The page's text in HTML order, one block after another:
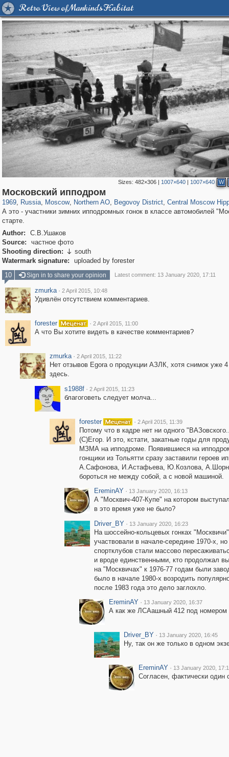
Retro View of Mankind's Habitat
Sizes: 482×306| 1007×640| 1007×640 W
Московский ипподром
1969, Russia
1,406,255 29,243
, Moscow
319,780 8,286
, Northern AO
22,533 598
, Begovoy District
2,821
, Central Moscow
А это - участники зимних ипподромных гонок в классе автомобилей
старте.
Author:
С.В.Ушаков
Source:
частное фото
Shooting direction:  south
Watermark signature:
uploaded by forester
10
Sign in to share your opinion Latest comment: 13 January 2020, 17:11
zmurka · 2 April 2015, 10:48
Удивлён отсутствием комментариев.
forester · 2 April 2015, 11:00
А что Вы хотите видеть в качестве комментариев?
zmurka · 2 April 2015, 11:22
Нет отзывов Egorа о продукции АЗЛК, хотя снимок уже 4
здесь.
s1988f · 2 April 2015, 11:23
благоговеть следует молча...
forester · 2 April 2015, 11:39
Потому что в кадре нет ни одного
(С)Егор. И это, кстати, закатные годы для
МЗМА на ипподроме. Появившиеся на
гонщики из Тольятти сразу заставили героев
А.Сафонова, И.Астафьева, Ю.Козлова,
бороться не между собой, а с новой машиной.
EreminAY · 13 January 2020, 16:13
А "Москвич-407-Купе" на котором
в это время уже не было?
Driver_BY · 13 January 2020, 16:23
На шоссейно-кольцевых гонках
участвовали в начале-середине 1970-х,
спортклубов стали массово
и вроде единственными, кто продолжал
на "Москвичах" к 1976-77 годам были
было в начале 1980-х возродить
после 1983 года это дело заглохло.
EreminAY · 13 January 2020, 16:37
А как же ЛСАашный 412 под номером
Driver_BY · 13 January 2020, 16:45
Ну, так он же только в одном
EreminAY · 13 January 2020,
Согласен, фактически один